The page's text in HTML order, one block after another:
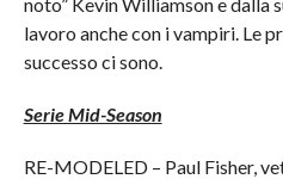
lavoro anche con i vampiri. Le
successo ci sono.
Serie Mid-Season
RE-MODELED – Paul Fisher,